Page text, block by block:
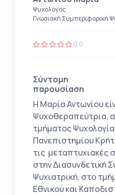
Ψυχολόγος
Γνωσιακή Συμπεριφορική
0.0
Σύντομη
παρουσίαση
Η Μαρία Αντωνίου
Ψυχοθεραπεύτρια,
τμήματος
Πανεπιστημίου
τις μεταπτυχιακές
στην Διασυνδετική
Ψυχιατρική, στο
Εθνικού και